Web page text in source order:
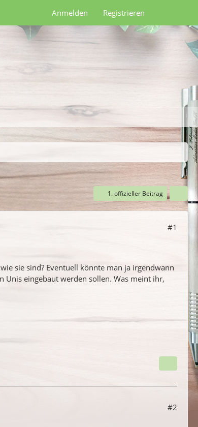
Anmelden Registrieren
1. offizieller Beitrag
#1
sie sind? Eventuell könnte man ja irgendwann
Unis eingebaut werden sollen. Was meint ihr,
#2